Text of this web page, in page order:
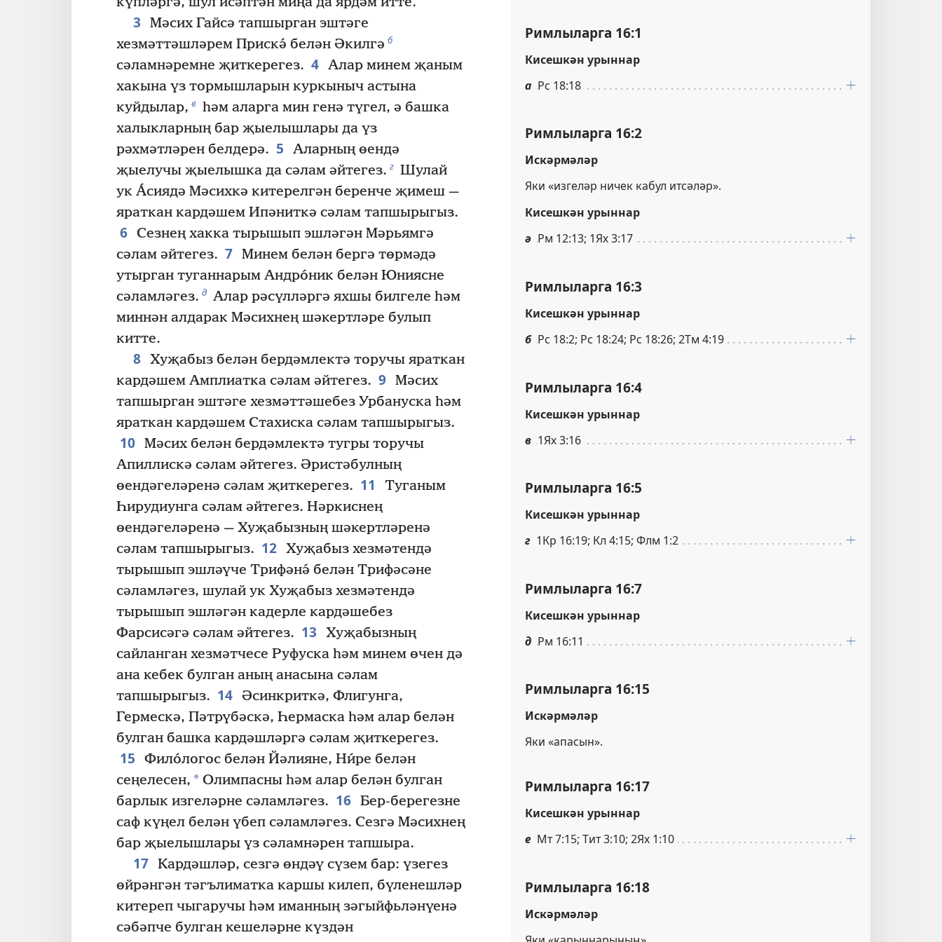
3
Мәсих Гайсә тапшырган эштәге
хезмәттәшләрем Прискә́ белән Әкилгә б
сәламнәремне җиткерегез. 4 Алар минем җаным
хакына үз тормышларын куркыныч астына
куйдылар, в һәм аларга мин генә түгел, ә башка
халыкларның бар җыелышлары да үз
рәхмәтләрен белдерә. 5
Аларның өендә
җыелучы җыелышка да сәлам әйтегез. г Шулай
ук А́сиядә Мәсихкә китерелгән беренче җимеш —
яраткан кардәшем Ипәниткә сәлам тапшырыгыз.
6 Сезнең хакка тырышып эшләгән Мәрьямгә
сәлам әйтегез. 7 Минем белән бергә төрмәдә
утырган туганнарым Андро́ник белән Юниясне
сәламләгез. д Алар рәсүлләргә яхшы билгеле һәм
миннән алдарак Мәсихнең шәкертләре булып
китте.
8 Хуҗабыз белән бердәмлектә торучы яраткан
кардәшем Амплиатка сәлам әйтегез. 9 Мәсих
тапшырган эштәге хезмәттәшебез Урбануска һәм
яраткан кардәшем Стахиска сәлам тапшырыгыз.
10 Мәсих белән бердәмлектә тугры торучы
Апиллискә сәлам әйтегез. Әристәбулның
өендәгеләренә сәлам җиткерегез. 11
Туганым
Һирудиунга сәлам әйтегез. Нәркиснең
өендәгеләренә — Хуҗабызның шәкертләренә
сәлам тапшырыгыз. 12 Хуҗабыз хезмәтендә
тырышып эшләүче Трифәнә́ белән Трифәсәне
сәламләгез, шулай ук Хуҗабыз хезмәтендә
тырышып эшләгән кадерле кардәшебез
Фарсисәгә сәлам әйтегез. 13
Хуҗабызның
сайланган хезмәтчесе Руфуска һәм минем өчен дә
ана кебек булган аның анасына сәлам
тапшырыгыз. 14 Әсинкриткә, Флигунга,
Гермескә, Пәтрүбәскә, Һермаска һәм алар белән
булган башка кардәшләргә сәлам җиткерегез.
15
Фило́логос белән Йәлияне, Ни́ре белән
сеңелесен, * Олимпасны һәм алар белән булган
барлык изгеләрне сәламләгез. 16 Бер-берегезне
саф күңел белән үбеп сәламләгез. Сезгә Мәсихнең
бар җыелышлары үз сәламнәрен тапшыра.
17 Кардәшләр, сезгә өндәү сүзем бар: үзегез
өйрәнгән тәгълиматка каршы килеп, бүленешләр
китереп чыгаручы һәм иманның зәгыйфьләнүенә
сәбәпче булган кешеләрне күздән
Римлыларга 16:1
Кисешкән урыннар
а Рс 18:18
Римлыларга 16:2
Искәрмәләр
Яки «изгеләр ничек кабул итсәләр».
Кисешкән урыннар
ә Рм 12:13; 1Ях 3:17
Римлыларга 16:3
Кисешкән урыннар
б Рс 18:2; Рс 18:24; Рс 18:26; 2Тм 4:19
Римлыларга 16:4
Кисешкән урыннар
в 1Ях 3:16
Римлыларга 16:5
Кисешкән урыннар
г 1Кр 16:19; Кл 4:15; Флм 1:2
Римлыларга 16:7
Кисешкән урыннар
д Рм 16:11
Римлыларга 16:15
Искәрмәләр
Яки «апасын».
Римлыларга 16:17
Кисешкән урыннар
е Мт 7:15; Тит 3:10; 2Ях 1:10
Римлыларга 16:18
Искәрмәләр